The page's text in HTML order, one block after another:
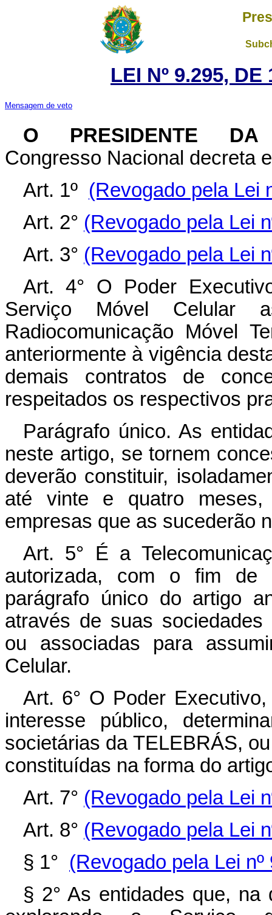
LEI Nº 9.295,
Mensagem de veto
O PRESIDENTE DA
Congresso Nacional decreta
Art. 1º (Revogado pela Lei
Art. 2° (Revogado pela Lei
Art. 3° (Revogado pela Lei
Art. 4° O Poder
Serviço Móvel Celular
Radiocomunicação Móvel
anteriormente à vigência
demais contratos de
respeitados os respectivos
Parágrafo único. As
neste artigo, se tornem
deverão constituir,
até vinte e quatro
empresas que as sucederão
Art. 5° É a
autorizada, com o fim de
parágrafo único do artigo
através de suas sociedades
ou associadas para
Celular.
Art. 6° O Poder
interesse público,
societárias da TELEBRÁS,
constituídas na forma do
Art. 7° (Revogado pela Lei
Art. 8° (Revogado pela Lei
§ 1° (Revogado pela Lei
§ 2° As entidades que,